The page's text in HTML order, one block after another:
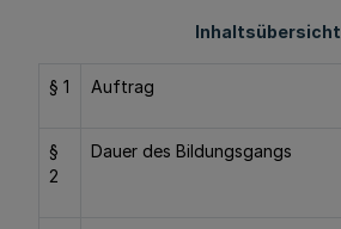
Inhaltsübersicht
§ 1 Auftrag
§
2
Dauer des Bildungsgangs